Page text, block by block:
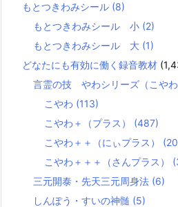
もとつきわみシール (8)
もとつきわみシール 小 (2)
もとつきわみシール 大 (1)
どなたにも有効に働く録音教材
言霊の技 やわシリーズ（こやわ
こやわ (113)
こやわ＋（プラス） (487)
こやわ＋＋（にぃプラス）
こやわ＋＋＋（さんプラス）
三元開泰・先天三元周身法 (6)
しんぽう・すいの神髄 (5)